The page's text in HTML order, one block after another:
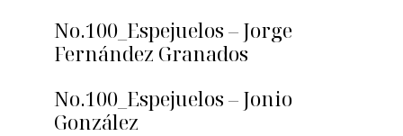
No.100_Espejuelos – Jorge
Fernández Granados
No.100_Espejuelos – Jonio
González